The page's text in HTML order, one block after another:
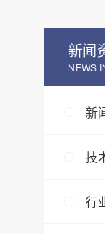
新闻
NEWS
新
技
行